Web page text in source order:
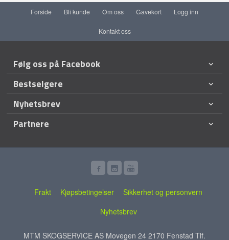
Forside Bli kunde Om oss Gavekort Logg inn
Kontakt oss
Følg oss på Facebook
Bestselgere
Nyhetsbrev
Partnere
Frakt Kjøpsbetingelser
Sikkerhet og personvern
Nyhetsbrev
MTM SKOGSERVICE AS Movegen 24 2170 Fenstad Tlf.